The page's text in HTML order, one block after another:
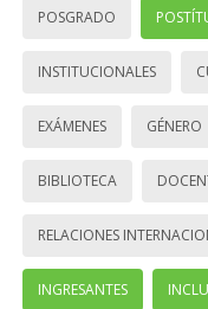
POSGRADO
INSTITUCIONALES
EXÁMENES GÉNERO
BIBLIOTECA
RELACIONES
INGRESANTES